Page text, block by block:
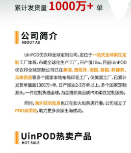
选择评论壁垒较低的细分市场
优先考虑轻小、低客单价的产品
关注产品差评，寻找改进机会
选品是一个需要长期积累的过程。
自然就能更快地识别出哪些是机会
来说，避开这些明显不适合的类目